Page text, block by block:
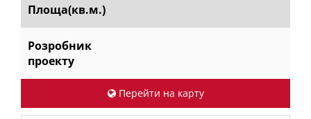
Площа(кв.м.)
Розробник
проекту
Перейти на карту